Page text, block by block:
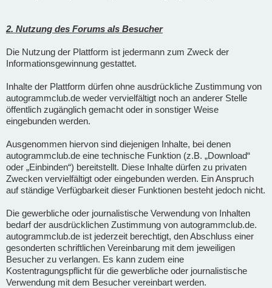
2. Nutzung des Forums als Besucher
Die Nutzung der Plattform ist jedermann zum Zweck der
Informationsgewinnung gestattet.
Inhalte der Plattform dürfen ohne ausdrückliche Zustimmung von
autogrammclub.de weder vervielfältigt noch an anderer Stelle
öffentlich zugänglich gemacht oder in sonstiger Weise
eingebunden werden.
Ausgenommen hiervon sind diejenigen Inhalte, bei denen
autogrammclub.de eine technische Funktion (z.B. „Download“
oder „Einbinden“) bereitstellt. Diese Inhalte dürfen zu privaten
Zwecken vervielfältigt oder eingebunden werden. Ein Anspruch
auf ständige Verfügbarkeit dieser Funktionen besteht jedoch nicht.
Die gewerbliche oder journalistische Verwendung von Inhalten
bedarf der ausdrücklichen Zustimmung von autogrammclub.de.
autogrammclub.de ist jederzeit berechtigt, den Abschluss einer
gesonderten schriftlichen Vereinbarung mit dem jeweiligen
Besucher zu verlangen. Es kann zudem eine
Kostentragungspflicht für die gewerbliche oder journalistische
Verwendung mit dem Besucher vereinbart werden.